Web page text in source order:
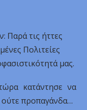
Παρά τις ήττες
Πολιτείες
μας.
κατάντησε να
ούτε προπαγάνδα…